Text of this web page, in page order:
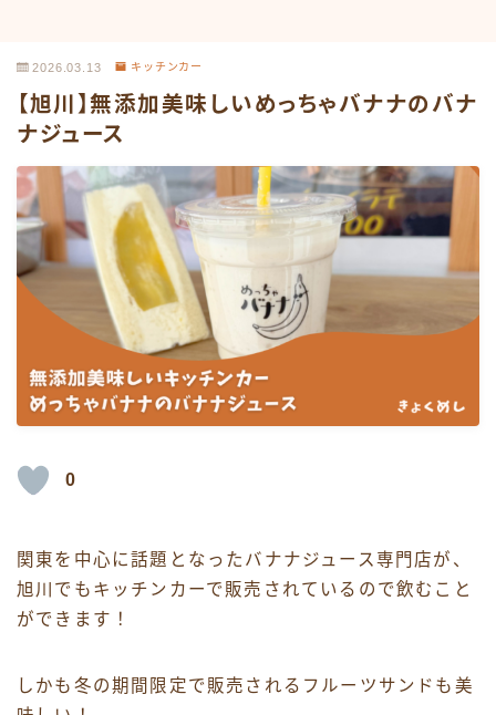
2026.03.13 キッチンカー
【旭川】無添加美味しいめっちゃバナナのバナ
ナジュース
0
関東を中心に話題となったバナナジュース専門店が、
旭川でもキッチンカーで販売されているので飲むこと
ができます！
しかも冬の期間限定で販売されるフルーツサンドも美